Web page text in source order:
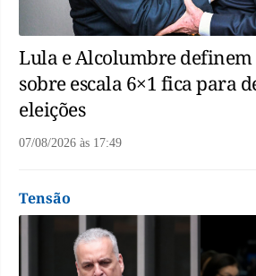
Lula e Alcolumbre definem
sobre escala 6×1 fica para
eleições
07/08/2026 às 17:49
Tensão